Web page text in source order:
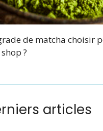
de matcha choisir
?
articles